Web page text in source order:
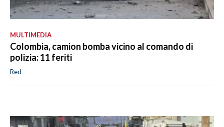
MULTIMEDIA
Colombia, camion bomba vicino al comando di
polizia: 11 feriti
Red